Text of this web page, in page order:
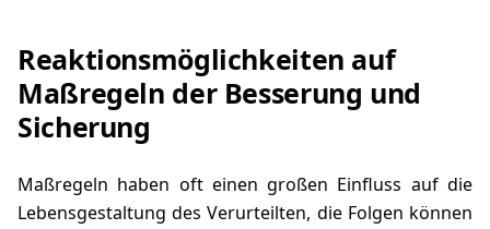
Reaktionsmöglichkeiten auf
Maßregeln der Besserung und
Sicherung
Maßregeln haben oft einen großen Einfluss auf die
Lebensgestaltung des Verurteilten, die Folgen können